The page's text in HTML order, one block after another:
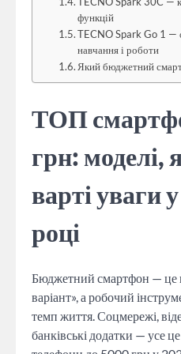
функцій
TECNO Spark Go 1 —
навчання і роботи
Який бюджетний
ТОП
грн: моделі,
варті
році
Бюджетний смартфон — це
варіант», а робочий
темп життя. Соцмережі,
банківські додатки — усе